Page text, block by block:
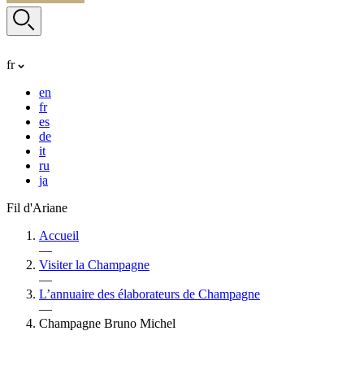
fr
en
fr
es
de
it
ru
ja
Fil d'Ariane
Accueil
—
Visiter la Champagne
—
L’annuaire des élaborateurs de Champagne
—
Champagne Bruno Michel